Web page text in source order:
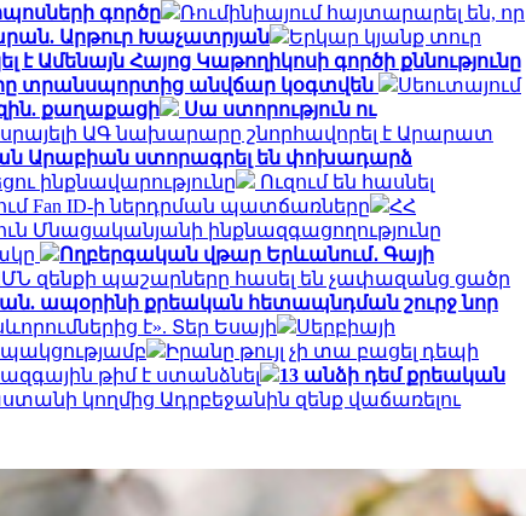
գործը
Ռումինիայում հայտարարել են, որ
Արթուր Խաչատրյան
Երկար կյանք տուր
Ամենայն Հայոց Կաթողիկոսի գործի քննությունը
տրանսպորտից անվճար կօգտվեն
Սեուտայում
քաղաքացի
Սա ստորություն ու
ԱԳ նախարարը շնորհավորել է Արարատ
Արաբիան ստորագրել են փոխադարձ
ինքնավարությունը
Ուզում են հասնել
Fan ID-ի ներդրման պատճառները
ՀՀ
Մնացականյանի ինքնազգացողությունը
Ողբերգական վթար Երևանում․ Գայի
զենքի պաշարները հասել են չափազանց ցածր
ապօրինի քրեական հետապնդման շուրջ նոր
է». Տեր Եսայի
Սերբիայի
Իրանը թույլ չի տա բացել դեպի
թիմ է ստանձնել
13 անձի դեմ քրեական
կողմից Ադրբեջանին զենք վաճառելու